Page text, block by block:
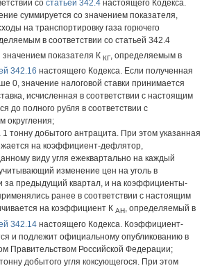
со статьей 342.4 настоящего Кодекса.
суммируется со значением показателя,
на транспортировку газа горючего
в соответствии со статьей 342.4
показателя К КГ, определяемым в
342.16 настоящего Кодекса. Если полученная
0, значение налоговой ставки принимается
исчисленная в соответствии с настоящим
до полного рубля в соответствии с
округления;
1 тонну добытого антрацита. При этом указанная
на коэффициент-дефлятор,
виду угля ежеквартально на каждый
изменение цен на уголь в
за предыдущий квартал, и на коэффициенты-
ранее в соответствии с настоящим
на коэффициент К АН, определяемый в
342.14 настоящего Кодекса. Коэффициент-
и подлежит официальному опубликованию в
Правительством Российской Федерации;
добытого угля коксующегося. При этом